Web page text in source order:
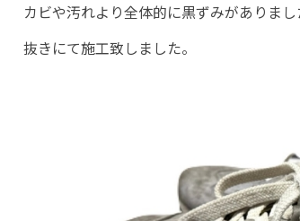
カビや汚れより全体的に黒ずみがありま
抜きにて施工致しました。